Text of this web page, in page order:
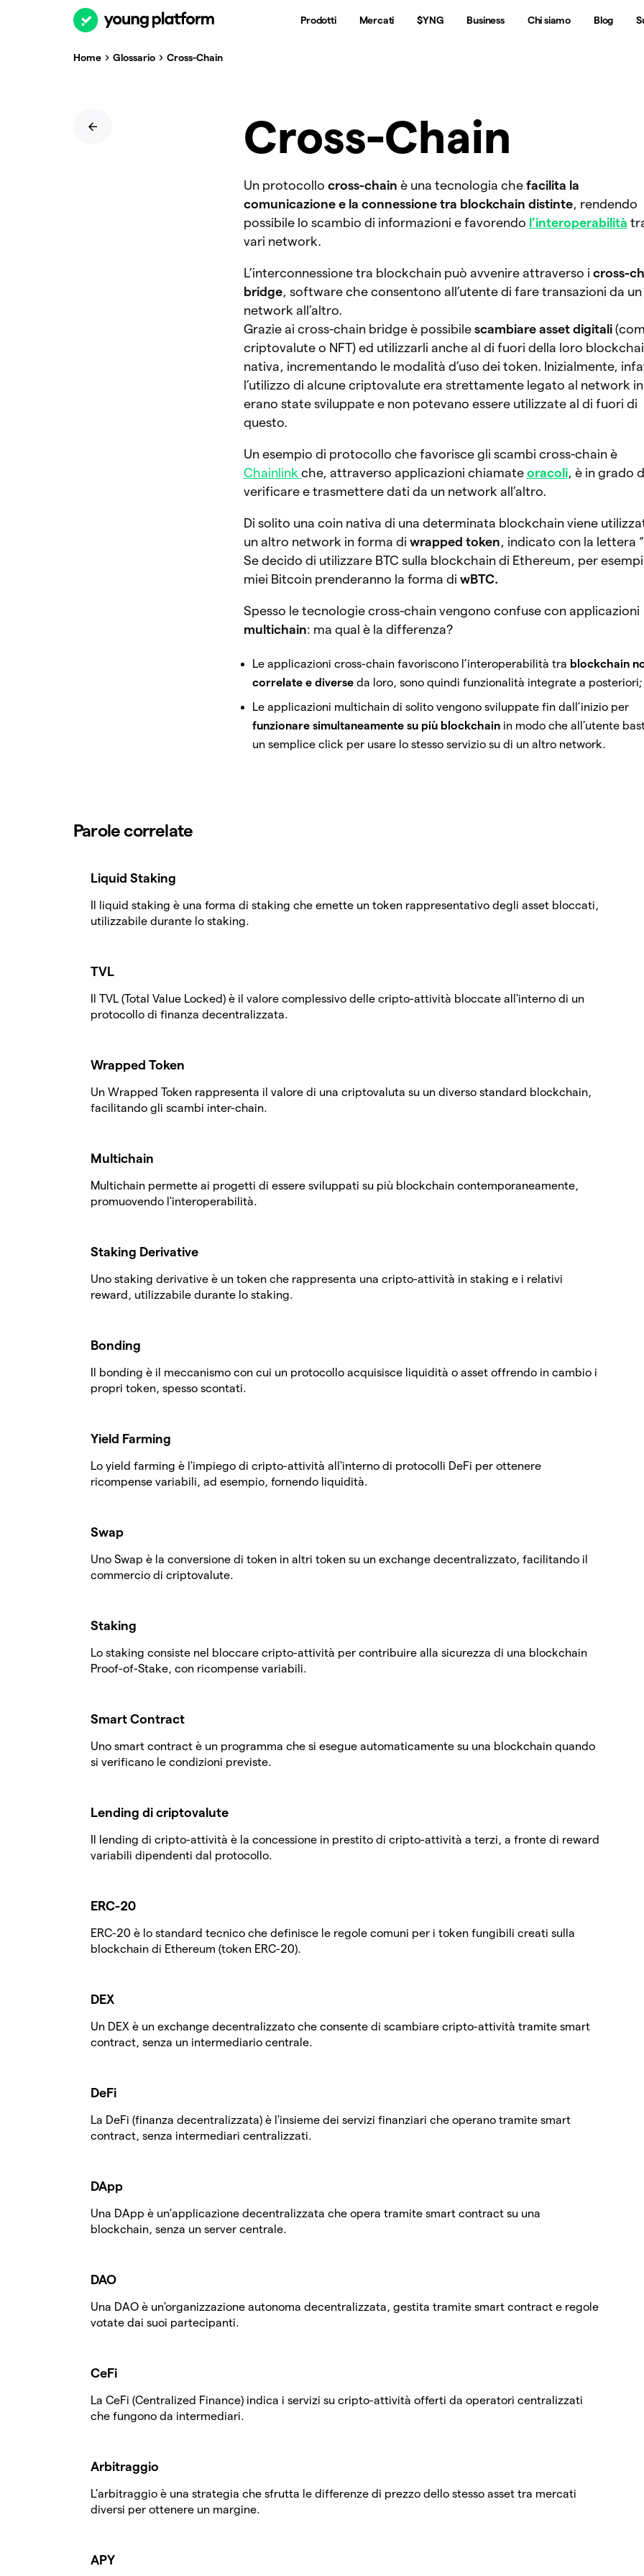
Prodotti Mercati $YNG Business Chi siamo Blog
Home Glossario Cross-Chain
Cross-Chain
Un protocollo cross-chain è una tecnologia che facilita la
comunicazione e la connessione tra blockchain distinte, rendendo
possibile lo scambio di informazioni e favorendo l’interoperabilità
vari network.
L’interconnessione tra blockchain può avvenire attraverso i cross-
bridge, software che consentono all’utente di fare transazioni da un
network all’altro.
Grazie ai cross-chain bridge è possibile scambiare asset digitali
criptovalute o NFT) ed utilizzarli anche al di fuori della loro
nativa, incrementando le modalità d’uso dei token. Inizialmente,
l’utilizzo di alcune criptovalute era strettamente legato al network
erano state sviluppate e non potevano essere utilizzate al di fuori di
questo.
Un esempio di protocollo che favorisce gli scambi cross-chain è
Chainlink che, attraverso applicazioni chiamate oracoli, è in grado
verificare e trasmettere dati da un network all’altro.
Di solito una coin nativa di una determinata blockchain viene
un altro network in forma di wrapped token, indicato con la lettera “
Se decido di utilizzare BTC sulla blockchain di Ethereum, per
miei Bitcoin prenderanno la forma di wBTC.
Spesso le tecnologie cross-chain vengono confuse con applicazioni
multichain: ma qual è la differenza?
Le applicazioni cross-chain favoriscono l’interoperabilità tra blockchain
correlate e diverseda loro, sono quindi funzionalità integrate a posteriori;
Le applicazioni multichain di solito vengono sviluppate fin dall’inizio per
funzionare simultaneamente su più blockchainin modo che all’utente
un semplice click per usare lo stesso servizio su di un altro network.
Parole correlate
Liquid Staking
Il liquid staking è una forma di staking che emette un token rappresentativo degli asset bloccati,
utilizzabile durante lo staking.
TVL
Il TVL (Total Value Locked) è il valore complessivo delle cripto-attività bloccate all'interno di un
protocollo di finanza decentralizzata.
Wrapped Token
Un Wrapped Token rappresenta il valore di una criptovaluta su un diverso standard blockchain,
facilitando gli scambi inter-chain.
Multichain
Multichain permette ai progetti di essere sviluppati su più blockchain contemporaneamente,
promuovendo l'interoperabilità.
Staking Derivative
Uno staking derivative è un token che rappresenta una cripto-attività in staking e i relativi
reward, utilizzabile durante lo staking.
Bonding
Il bonding è il meccanismo con cui un protocollo acquisisce liquidità o asset offrendo in cambio i
propri token, spesso scontati.
Yield Farming
Lo yield farming è l'impiego di cripto-attività all'interno di protocolli DeFi per ottenere
ricompense variabili, ad esempio, fornendo liquidità.
Swap
Uno Swap è la conversione di token in altri token su un exchange decentralizzato, facilitando il
commercio di criptovalute.
Staking
Lo staking consiste nel bloccare cripto-attività per contribuire alla sicurezza di una blockchain
Proof-of-Stake, con ricompense variabili.
Smart Contract
Uno smart contract è un programma che si esegue automaticamente su una blockchain quando
si verificano le condizioni previste.
Lending di criptovalute
Il lending di cripto-attività è la concessione in prestito di cripto-attività a terzi, a fronte di reward
variabili dipendenti dal protocollo.
ERC-20
ERC-20 è lo standard tecnico che definisce le regole comuni per i token fungibili creati sulla
blockchain di Ethereum (token ERC-20).
DEX
Un DEX è un exchange decentralizzato che consente di scambiare cripto-attività tramite smart
contract, senza un intermediario centrale.
DeFi
La DeFi (finanza decentralizzata) è l'insieme dei servizi finanziari che operano tramite smart
contract, senza intermediari centralizzati.
DApp
Una DApp è un'applicazione decentralizzata che opera tramite smart contract su una
blockchain, senza un server centrale.
DAO
Una DAO è un'organizzazione autonoma decentralizzata, gestita tramite smart contract e regole
votate dai suoi partecipanti.
CeFi
La CeFi (Centralized Finance) indica i servizi su cripto-attività offerti da operatori centralizzati
che fungono da intermediari.
Arbitraggio
L'arbitraggio è una strategia che sfrutta le differenze di prezzo dello stesso asset tra mercati
diversi per ottenere un margine.
APY